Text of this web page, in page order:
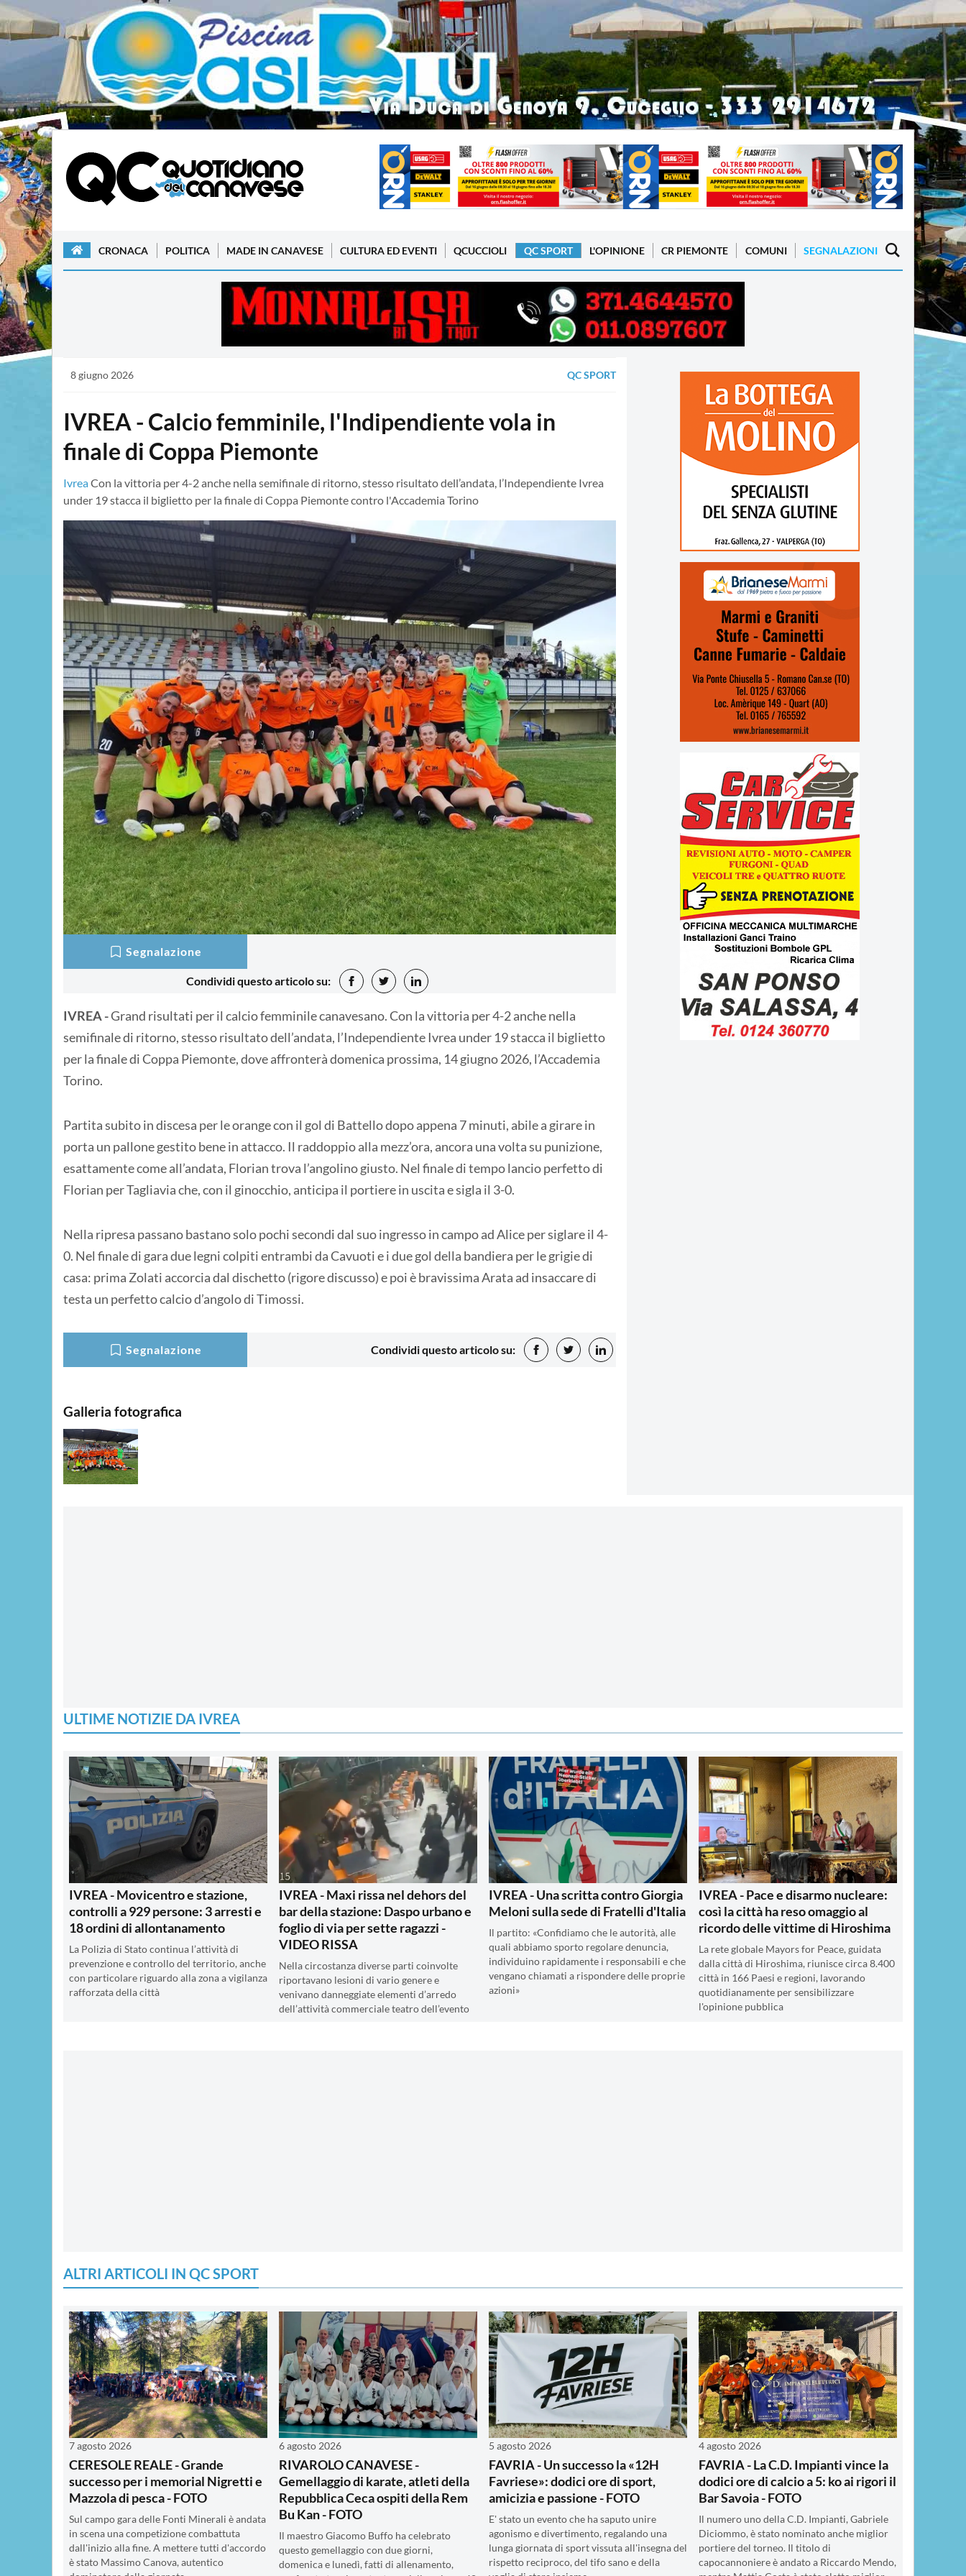
CRONACA POLITICA MADE IN CANAVESE CULTURA ED EVENTI QCUCCIOLI QC SPORT L'OPINIONE CR PIEMONTE COMUNI SEGNALAZIONI
8 giugno 2026 QC SPORT
IVREA - Calcio femminile, l'Indipendiente vola in
finale di Coppa Piemonte
IvreaCon la vittoria per 4-2 anche nella semifinale di ritorno, stesso risultato dell’andata, l’Independiente Ivrea
under 19 stacca il biglietto per la finale di Coppa Piemonte contro l'Accademia Torino
Segnalazione
Condividi questo articolo su:
IVREA -Grand risultati per il calcio femminile canavesano. Con la vittoria per 4-2 anche nella
semifinale di ritorno, stesso risultato dell’andata, l’Independiente Ivrea under 19 stacca il biglietto
per la finale di Coppa Piemonte, dove affronterà domenica prossima, 14 giugno 2026, l’Accademia
Torino.
Partita subito in discesa per le orange con il gol di Battello dopo appena 7 minuti, abile a girare in
porta un pallone gestito bene in attacco. Il raddoppio alla mezz’ora, ancora una volta su punizione,
esattamente come all’andata, Florian trova l’angolino giusto. Nel finale di tempo lancio perfetto di
Florian per Tagliavia che, con il ginocchio, anticipa il portiere in uscita e sigla il 3-0.
Nella ripresa passano bastano solo pochi secondi dal suo ingresso in campo ad Alice per siglare il 4-
0. Nel finale di gara due legni colpiti entrambi da Cavuoti e i due gol della bandiera per le grigie di
casa: prima Zolati accorcia dal dischetto (rigore discusso) e poi è bravissima Arata ad insaccare di
testa un perfetto calcio d’angolo di Timossi.
Segnalazione Condividi questo articolo su:
Galleria fotografica
ULTIME NOTIZIE DA IVREA
IVREA - Movicentro e stazione,
controlli a 929 persone: 3 arresti e
18 ordini di allontanamento
La Polizia di Stato continua l’attività di
prevenzione e controllo del territorio, anche
con particolare riguardo alla zona a vigilanza
rafforzata della città
IVREA - Maxi rissa nel dehors del
bar della stazione: Daspo urbano e
foglio di via per sette ragazzi -
VIDEO RISSA
Nella circostanza diverse parti coinvolte
riportavano lesioni di vario genere e
venivano danneggiate elementi d’arredo
dell’attività commerciale teatro dell’evento
IVREA - Una scritta contro Giorgia
Meloni sulla sede di Fratelli d'Italia
Il partito: «Confidiamo che le autorità, alle
quali abbiamo sporto regolare denuncia,
individuino rapidamente i responsabili e che
vengano chiamati a rispondere delle proprie
azioni»
IVREA - Pace e disarmo nucleare:
così la città ha reso omaggio al
ricordo delle vittime di Hiroshima
La rete globale Mayors for Peace, guidata
dalla città di Hiroshima, riunisce circa 8.400
città in 166 Paesi e regioni, lavorando
quotidianamente per sensibilizzare
l'opinione pubblica
ALTRI ARTICOLI IN QC SPORT
7 agosto 2026
CERESOLE REALE - Grande
successo per i memorial Nigretti e
Mazzola di pesca - FOTO
Sul campo gara delle Fonti Minerali è andata
in scena una competizione combattuta
dall'inizio alla fine. A mettere tutti d'accordo
è stato Massimo Canova, autentico
6 agosto 2026
RIVAROLO CANAVESE -
Gemellaggio di karate, atleti della
Repubblica Ceca ospiti della Rem
Bu Kan - FOTO
Il maestro Giacomo Buffo ha celebrato
questo gemellaggio con due giorni,
domenica e lunedì, fatti di allenamento,
5 agosto 2026
FAVRIA - Un successo la «12H
Favriese»: dodici ore di sport,
amicizia e passione - FOTO
E' stato un evento che ha saputo unire
agonismo e divertimento, regalando una
lunga giornata di sport vissuta all'insegna del
rispetto reciproco, del tifo sano e della
4 agosto 2026
FAVRIA - La C.D. Impianti vince la
dodici ore di calcio a 5: ko ai rigori il
Bar Savoia - FOTO
Il numero uno della C.D. Impianti, Gabriele
Diciommo, è stato nominato anche miglior
portiere del torneo. Il titolo di
capocannoniere è andato a Riccardo Mendo,